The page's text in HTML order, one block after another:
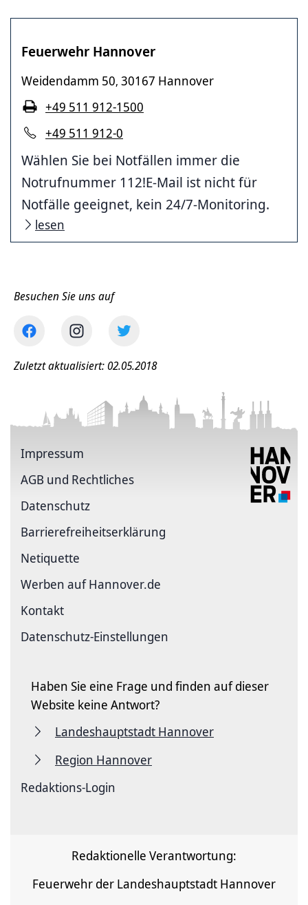
Feuerwehr Hannover
Weidendamm 50, 30167 Hannover
+49 511 912-0
+49 511 912-1500
Wählen Sie bei Notfällen immer die
Notrufnummer 112!E-Mail ist nicht für
Notfälle geeignet, kein 24/7-Monitoring.
lesen
Besuchen Sie uns auf
Zuletzt aktualisiert: 02.05.2018
Impressum
AGB und Rechtliches
Datenschutz
Barriere­freiheits­erklärung
Netiquette
Werben auf Hannover.de
Kontakt
Datenschutz-Einstellungen
Haben Sie eine Frage und finden auf dieser
Website keine Antwort?
Landeshauptstadt Hannover
Region Hannover
Redaktions-Login
Redaktionelle Verantwortung:
Feuerwehr der Landeshauptstadt Hannover